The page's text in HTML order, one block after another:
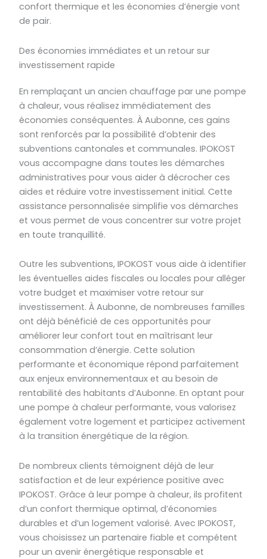
confort thermique et les économies d’énergie vont
de pair.
Des économies immédiates et un retour sur
investissement rapide
En remplaçant un ancien chauffage par une pompe
à chaleur, vous réalisez immédiatement des
économies conséquentes. À Aubonne, ces gains
sont renforcés par la possibilité d’obtenir des
subventions cantonales et communales. IPOKOST
vous accompagne dans toutes les démarches
administratives pour vous aider à décrocher ces
aides et réduire votre investissement initial. Cette
assistance personnalisée simplifie vos démarches
et vous permet de vous concentrer sur votre projet
en toute tranquillité.
Outre les subventions, IPOKOST vous aide à identifier
les éventuelles aides fiscales ou locales pour alléger
votre budget et maximiser votre retour sur
investissement. À Aubonne, de nombreuses familles
ont déjà bénéficié de ces opportunités pour
améliorer leur confort tout en maîtrisant leur
consommation d’énergie. Cette solution
performante et économique répond parfaitement
aux enjeux environnementaux et au besoin de
rentabilité des habitants d’Aubonne. En optant pour
une pompe à chaleur performante, vous valorisez
également votre logement et participez activement
à la transition énergétique de la région.
De nombreux clients témoignent déjà de leur
satisfaction et de leur expérience positive avec
IPOKOST. Grâce à leur pompe à chaleur, ils profitent
d’un confort thermique optimal, d’économies
durables et d’un logement valorisé. Avec IPOKOST,
vous choisissez un partenaire fiable et compétent
pour un avenir énergétique responsable et